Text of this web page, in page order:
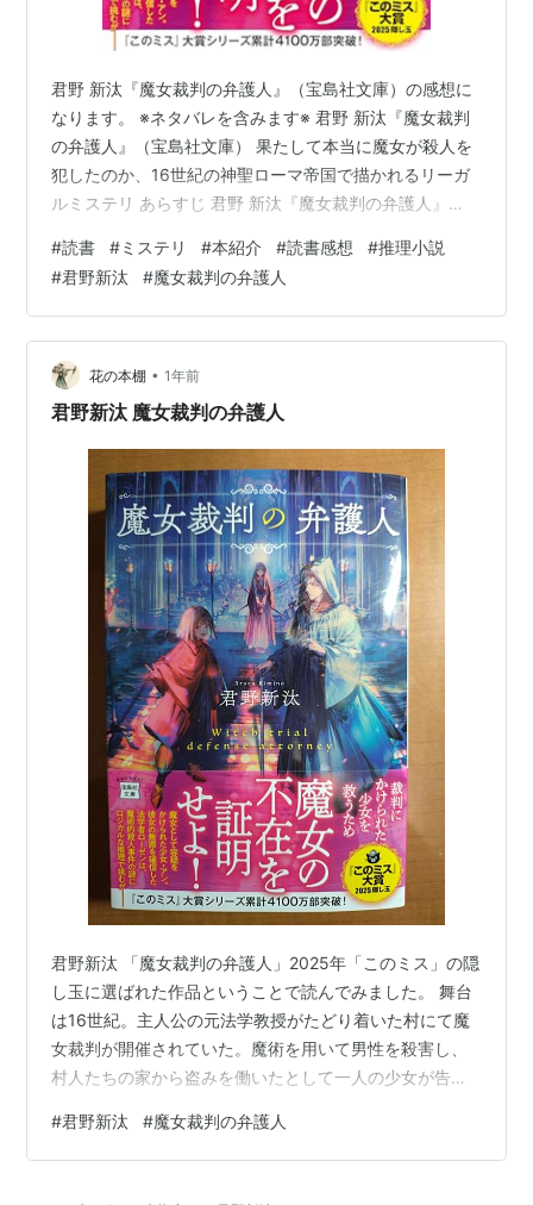
君野 新汰『魔女裁判の弁護人』（宝島社文庫）の感想に
なります。 ※ネタバレを含みます※ 君野 新汰『魔女裁判
の弁護人』（宝島社文庫） 果たして本当に魔女が殺人を
犯したのか、16世紀の神聖ローマ帝国で描かれるリーガ
ルミステリ あらすじ 君野 新汰『魔女裁判の弁護人』
野新汰 宝島社 Amazon 果たして本当に魔女が殺人を犯し
たのか、16世紀の神聖ローマ帝国で描かれるリーガルミ
ステリ あらすじ 16世紀の神聖ローマ帝国。法学の元大学
教授のローゼンは旅の道中、ある村で魔女裁判に遭遇す
る。水車小屋の管理人を魔術で殺したとして告発されて
いたのは少…
#読書 #ミステリ #本紹介 #読書感想 #推理小説
#君野新汰 #魔女裁判の弁護人
花の本棚 • 1年前
君野新汰 魔女裁判の弁護人
君野新汰 「魔女裁判の弁護人」2025年「このミス」の隠
し玉に選ばれた作品ということで読んでみました。 舞台
は16世紀。主人公の元法学教授がたどり着いた村にて魔
女裁判が開催されていた。魔術を用いて男性を殺害し、
村人たちの家から盗みを働いたとして一人の少女が告発
公は弁護人として証明しようとする。村の領主に彼女の
弁護人として事件の捜査をさせてもらうと申し出たのだ
#君野新汰 #魔女裁判の弁護人